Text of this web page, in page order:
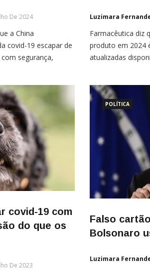
De 2024
a China
covid-19 escapar de
segurança,
19 Por Eli Vieira
Luzimara
Farmacêutica diz
produto em 2024
atualizadas
Europeia pela
imunizante
covid-19 com
do que os
De 2023
POLÍTICA
Falso
Bolsonaro
Luzimara